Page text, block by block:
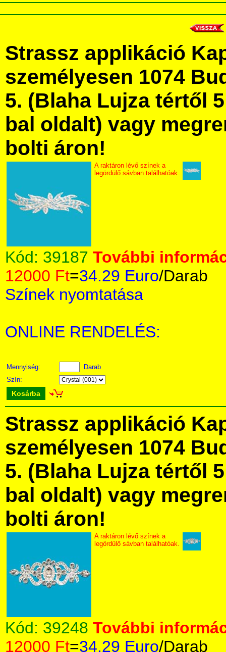
Strassz applikáció
személyesen 1074
5. (Blaha Lujza tértől
bal oldalt) vagy
bolti áron!
A raktáron lévő színek a
legördülő sávban találhatóak.
Kód: 39187 További
12000 Ft=34.29 Euro/Darab
Színek nyomtatása
ONLINE RENDELÉS:
Mennyiség:
Darab
Szín:
Kosárba
Strassz applikáció
személyesen 1074
5. (Blaha Lujza tértől
bal oldalt) vagy
bolti áron!
A raktáron lévő színek a
legördülő sávban találhatóak.
Kód: 39248 További
12000 Ft=34.29 Euro/Darab